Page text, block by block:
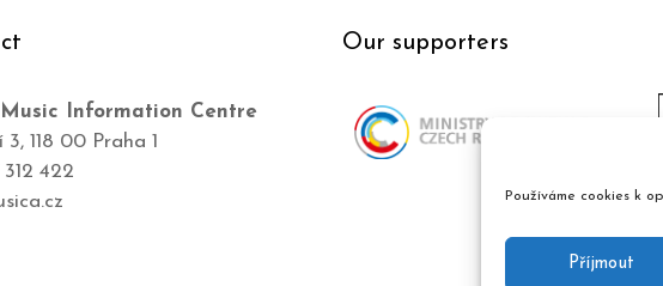
Používáme cookies k
Příjmout
Information Centre
3, 118 00 Praha 1
422
Our supporters